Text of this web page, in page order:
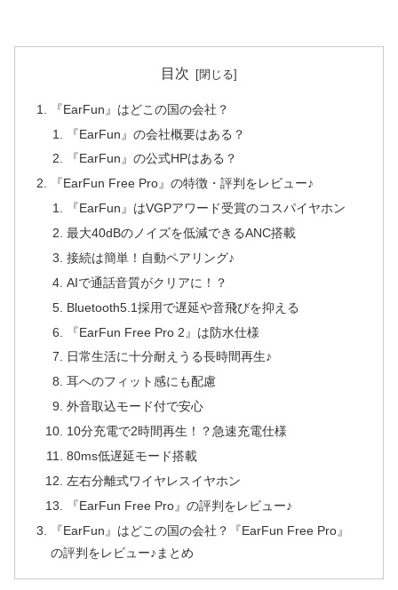
目次
『EarFun』はどこの国の会社？
『EarFun』の会社概要はある？
『EarFun』の公式HPはある？
『EarFun Free Pro』の特徴・評判をレビュー♪
『EarFun』はVGPアワード受賞のコスパイヤホン
最大40dBのノイズを低減できるANC搭載
接続は簡単！自動ペアリング♪
AIで通話音質がクリアに！？
Bluetooth5.1採用で遅延や音飛びを抑える
『EarFun Free Pro 2』は防水仕様
日常生活に十分耐えうる長時間再生♪
耳へのフィット感にも配慮
外音取込モード付で安心
10分充電で2時間再生！？急速充電仕様
80ms低遅延モード搭載
左右分離式ワイヤレスイヤホン
『EarFun Free Pro』の評判をレビュー♪
『EarFun』はどこの国の会社？『EarFun Free Pro』
の評判をレビュー♪まとめ